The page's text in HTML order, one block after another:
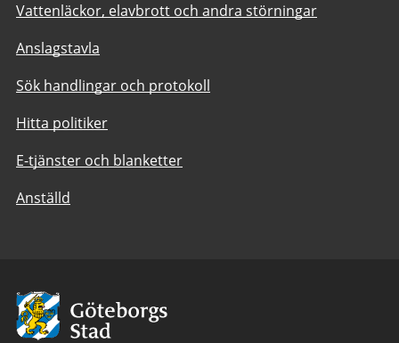
Vattenläckor, elavbrott och andra störningar
Anslagstavla
Sök handlingar och protokoll
Hitta politiker
E-tjänster och blanketter
Anställd
Avsändare:
Göteborgs